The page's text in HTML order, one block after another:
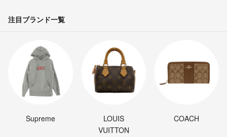
注目ブランド一覧
Supreme
LOUIS
VUITTON
COACH